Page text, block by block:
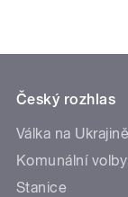
Český rozhlas
Válka na Ukrajině
Komunální volby
Stanice